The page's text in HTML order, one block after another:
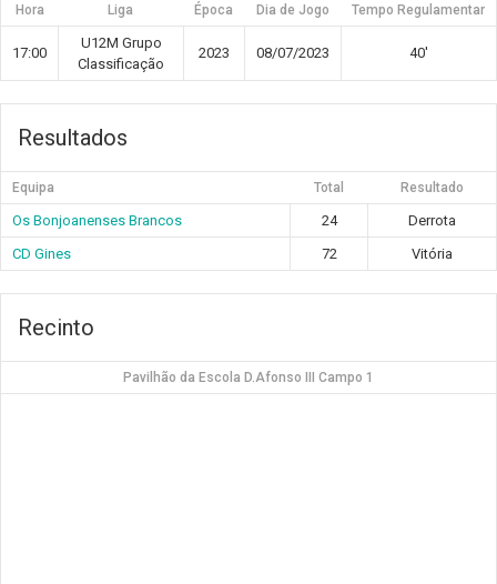
Hora Liga Época Dia de Jogo Tempo Regulamentar
17:00
U12M Grupo
Classificação
2023 08/07/2023 40'
Resultados
Equipa Total Resultado
Os Bonjoanenses Brancos 24
Derrota
CD Gines
72 Vitória
Recinto
Pavilhão da Escola D.Afonso III Campo 1